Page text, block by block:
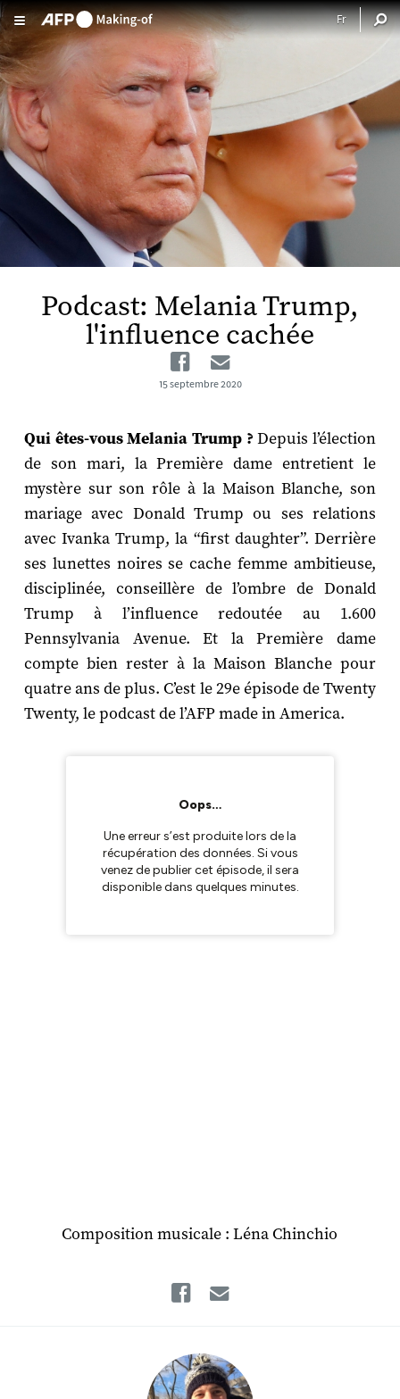
Aller au contenu principal
Podcast: Melania Trump,
l'influence cachée
Facebook
15 septembre 2020
Qui êtes-vous Melania Trump ?Depuis l’élection
de son mari, la Première dame entretient le
mystère sur son rôle à la Maison Blanche, son
mariage avec Donald Trump ou ses relations
avec Ivanka Trump, la “first daughter”. Derrière
ses lunettes noires se cache femme ambitieuse,
disciplinée, conseillère de l’ombre de Donald
Trump à l’influence redoutée au 1.600
Pennsylvania Avenue. Et la Première dame
compte bien rester à la Maison Blanche pour
quatre ans de plus. C’est le 29e épisode de Twenty
Twenty, le podcast de l’AFP made in America.
Composition musicale : Léna Chinchio
Facebook